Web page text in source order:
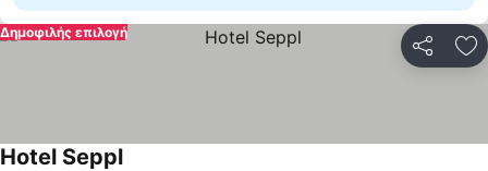
Δημοφιλής επιλογή
Hotel Seppl